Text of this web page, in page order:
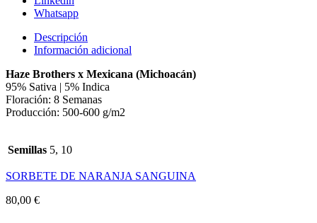
Whatsapp
Descripción
Información adicional
Haze Brothers x Mexicana (Michoacán)
95% Sativa | 5% Indica
Floración: 8 Semanas
Producción: 500-600 g/m2
Semillas 5, 10
SORBETE DE NARANJA SANGUINA
80,00 €